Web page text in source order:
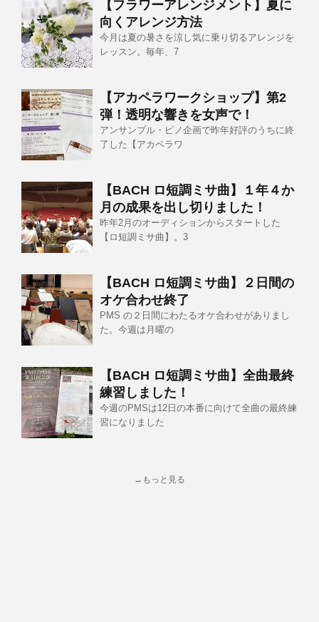
【フラワーアレンジメント】夏に
向くアレンジ方法
今月は夏の暑さを涼し気に乗り切るアレンジを
レッスン。毎年、7
【アカペラワークショップ】第2
弾！透明な響きを女声で！
アンサンブル・ピノ企画で昨年好評のうちに終
了した【アカペラワ
【BACH ロ短調ミサ曲】１年４か
月の成果を出し切りました！
昨年2月のオーディションからスタートした
【ロ短調ミサ曲】。3
【BACH ロ短調ミサ曲】２日間の
オケ合わせ終了
PMS の２日間にわたるオケ合わせがありまし
た。今週は月曜の
【BACH ロ短調ミサ曲】全曲最終
練習しました！
今週のPMSは12日の本番に向けて全曲の最終練
習になりました
→もっと見る